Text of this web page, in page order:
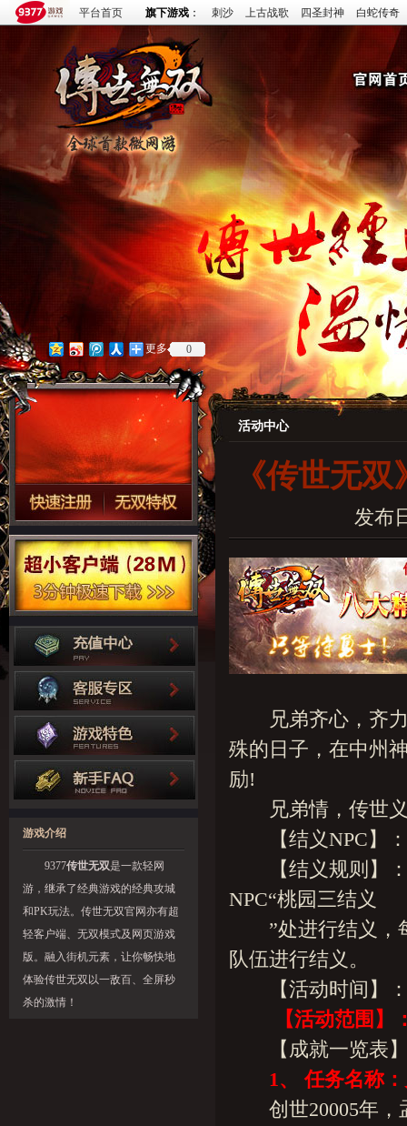
平台首页 旗下游戏 ： 刺沙 上古战歌 四圣封神 白蛇传奇
更多 0
游戏介绍
9377传世无双是一款轻网
游，继承了经典游戏的经典攻城
和PK玩法。传世无双官网亦有超
轻客户端、无双模式及网页游戏
版。融入街机元素，让你畅快地
体验传世无双以一敌百、全屏秒
杀的激情！
活动中心
《传世无
发布
兄弟齐心，齐力
殊的日子，在中州
励!
兄弟情，传世义
【结义NPC】：
【结义规则】：
NPC“桃园三结义
”处进行结义，每
队伍进行结义。
【活动时间】：
【活动范围】
【成就一览表
1、 任务名称
创世20005年，